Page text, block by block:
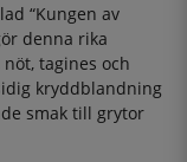
“Kungen av
denna rika
tagines och
kryddblandning
smak till grytor